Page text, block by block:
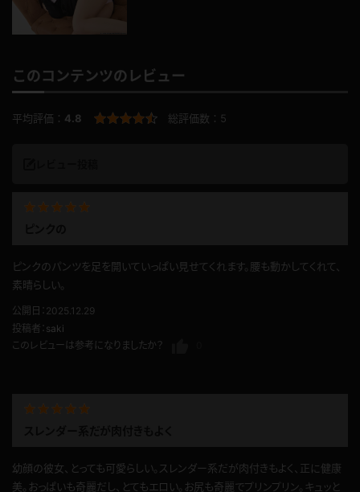
このコンテンツのレビュー
平均評価： 4.8 総評価数： 5
ピンクのパンツを足を開いていっぱい見せてくれます。腰も動かしてくれて、
素晴らしい。
公開日：2025.12.29
投稿者： saki
このレビューは参考になりましたか？
幼顔の彼女、とっても可愛らしい。スレンダー系だが肉付きもよく、正に健康
美。おっぱいも奇麗だし、とてもエロい。お尻も奇麗でプリンプリン。キュッと